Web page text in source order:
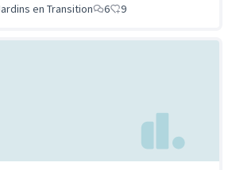
en Transition
6 9